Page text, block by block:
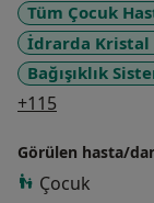
Tüm Çocuk
İdrarda Kristal
Bağışıklık
+115
Görülen hasta/
Çocuk